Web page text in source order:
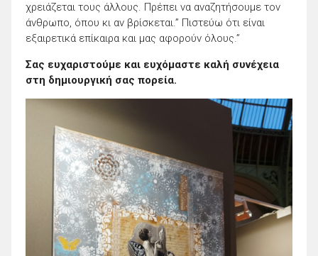
χρειάζεται τους άλλους. Πρέπει να αναζητήσουμε τον
άνθρωπο, όπου κι αν βρίσκεται.” Πιστεύω ότι είναι
εξαιρετικά επίκαιρα και μας αφορούν όλους.”
Σας ευχαριστούμε και ευχόμαστε καλή συνέχεια
στη δημιουργική σας πορεία.